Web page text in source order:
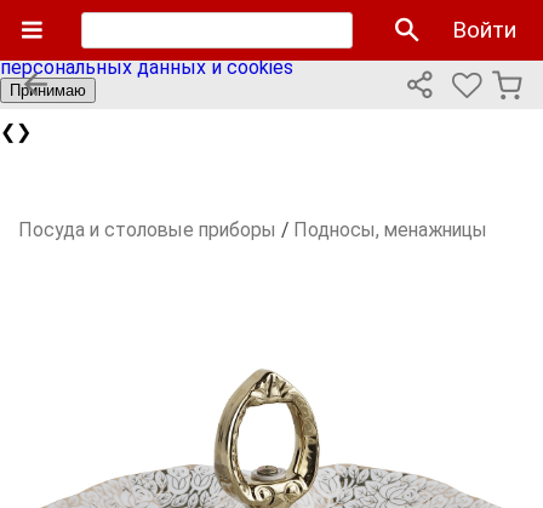
Мы используем cookies файлы для улучшения работы
сайта и персонализации. Продолжая пользоваться сайтом
вы соглашаетесь с нашейполитикой использования
персональных данных и cookies
Принимаю
❮ ❯
Войти
Посуда и столовые приборы / Подносы, менажницы